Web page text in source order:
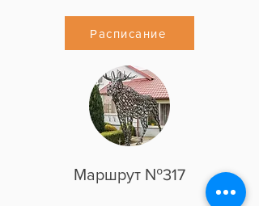
Расписание
Маршрут №317